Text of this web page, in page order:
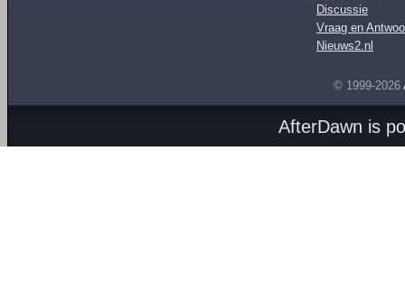
Discussie
Vraag en
Nieuws2.nl
© 1999-2026
AfterDawn is